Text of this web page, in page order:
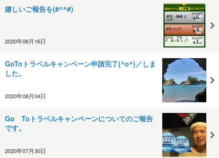
嬉しいご報告を(#^^#)
2020年08月16日
GoToトラベルキャンペーン申請完了(^o^)／しま
した。
2020年08月04日
Go Toトラベルキャンペーンについてのご報告
です。
2020年07月30日